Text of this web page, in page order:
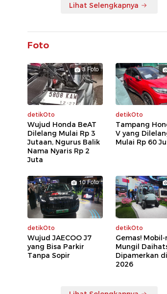
Lihat Selengkapnya
Foto
3 Foto
detikOto
Wujud Honda BeAT
Dilelang Mulai Rp 3
Jutaan, Ngurus Balik
Nama Nyaris Rp 2
Juta
detikOto
Tampang
V yang
Mulai Rp 60
10 Foto
detikOto
Wujud JAECOO J7
yang Bisa Parkir
Tanpa Sopir
detikOto
Gemas!
Mungil
Dipamerkan di
2026